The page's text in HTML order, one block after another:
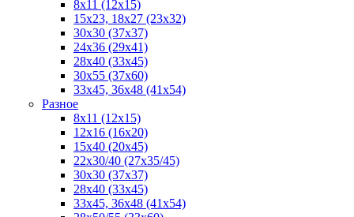
8x11 (12x15)
15x23, 18х27 (23х32)
30х30 (37х37)
24х36 (29х41)
28x40 (33x45)
30x55 (37x60)
33х45, 36х48 (41х54)
Разное
8х11 (12х15)
12x16 (16х20)
15x40 (20x45)
22х30/40 (27х35/45)
30х30 (37х37)
28х40 (33х45)
33х45, 36х48 (41х54)